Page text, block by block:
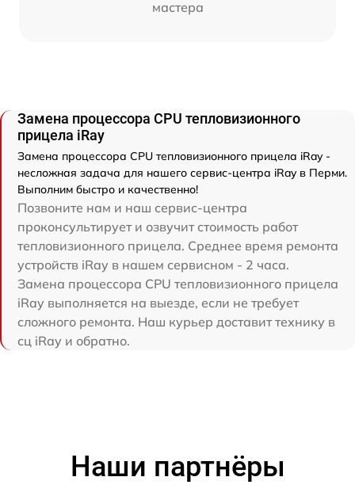
мастера
Замена процессора CPU тепловизионного
прицела iRay
Замена процессора CPU тепловизионного прицела iRay -
несложная задача для нашего сервис-центра iRay в Перми.
Выполним быстро и качественно!
Позвоните нам и наш сервис-центра
проконсультирует и озвучит стоимость работ
тепловизионного прицела. Среднее время ремонта
устройств iRay в нашем сервисном - 2 часа.
Замена процессора CPU тепловизионного прицела
iRay выполняется на выезде, если не требует
сложного ремонта. Наш курьер доставит технику в
сц iRay и обратно.
Наши партнёры